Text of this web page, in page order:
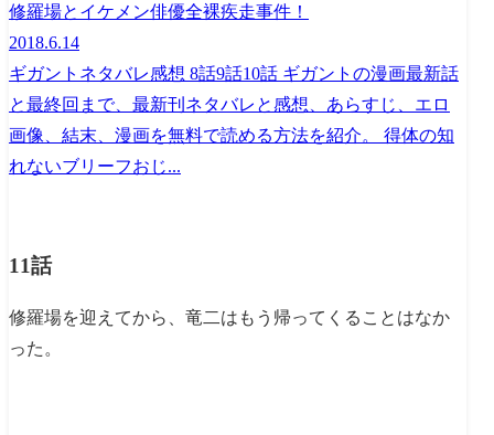
修羅場とイケメン俳優全裸疾走事件！
2018.6.14
ギガントネタバレ感想 8話9話10話 ギガントの漫画最新話
と最終回まで、最新刊ネタバレと感想、あらすじ、エロ
画像、結末、漫画を無料で読める方法を紹介。 得体の知
れないブリーフおじ...
11話
修羅場を迎えてから、竜二はもう帰ってくることはなか
った。